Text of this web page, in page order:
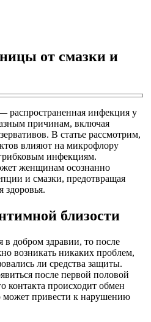
от смазки и
инфекция у
причинам, включая
В статье рассмотрим,
влияют на микрофлору
инфекциям.
женщинам осознанно
и смазки, предотвращая
здоровья.
близости
в добром здравии, то после
возникать никаких проблем,
ли средства защиты.
после первой половой
контакта происходит обмен
может привести к нарушению